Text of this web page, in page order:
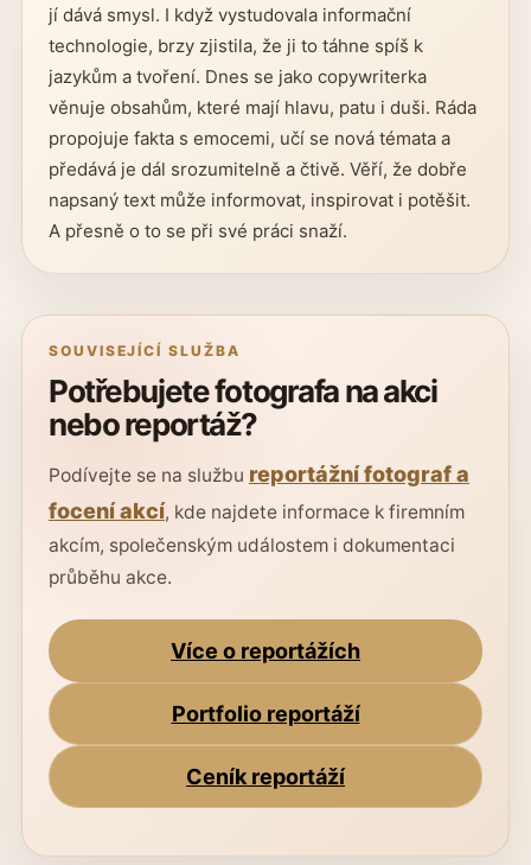
jí dává smysl. I když vystudovala informační
technologie, brzy zjistila, že ji to táhne spíš k
jazykům a tvoření. Dnes se jako copywriterka
věnuje obsahům, které mají hlavu, patu i duši. Ráda
propojuje fakta s emocemi, učí se nová témata a
předává je dál srozumitelně a čtivě. Věří, že dobře
napsaný text může informovat, inspirovat i potěšit.
A přesně o to se při své práci snaží.
SOUVISEJÍCÍ SLUŽBA
Potřebujete fotografa na akci
nebo reportáž?
Podívejte se na službu reportážní fotograf a
focení akcí, kde najdete informace k firemním
akcím, společenským událostem i dokumentaci
průběhu akce.
Více o reportážích
Portfolio reportáží
Ceník reportáží